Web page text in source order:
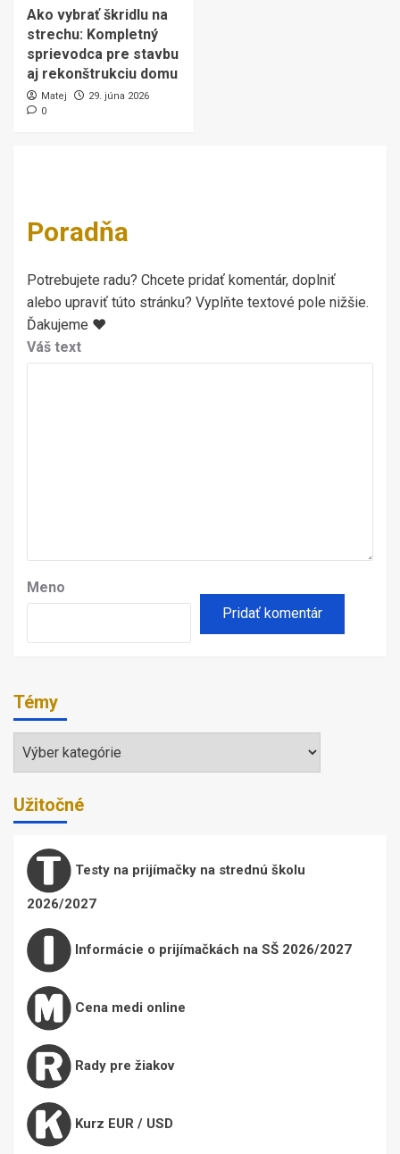
Ako vybrať škridlu na
strechu: Kompletný
sprievodca pre stavbu
aj rekonštrukciu domu
Matej
29. júna 2026
0
Poradňa
Potrebujete radu? Chcete pridať komentár, doplniť
alebo upraviť túto stránku? Vyplňte textové pole nižšie.
Ďakujeme ♥
Váš text
Meno
Témy
Užitočné
Testy na prijímačky na strednú školu
2026/2027
Informácie o prijímačkách na SŠ 2026/2027
Cena medi online
Rady pre žiakov
Kurz EUR / USD